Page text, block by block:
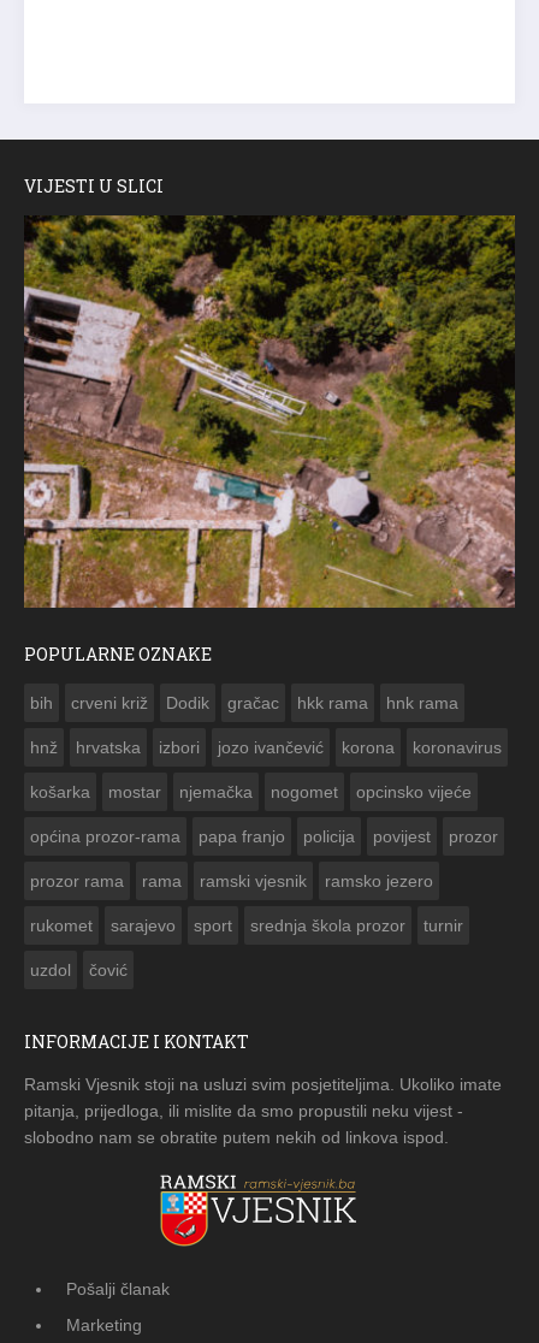
VIJESTI U SLICI
POPULARNE OZNAKE
bih crveni križ Dodik gračac hkk rama hnk rama
hnž hrvatska izbori jozo ivančević korona koronavirus
košarka mostar njemačka nogomet opcinsko vijeće
općina prozor-rama papa franjo policija povijest prozor
prozor rama rama ramski vjesnik ramsko jezero
rukomet sarajevo sport srednja škola prozor turnir
uzdol čović
INFORMACIJE I KONTAKT
Ramski Vjesnik stoji na usluzi svim posjetiteljima. Ukoliko imate
pitanja, prijedloga, ili mislite da smo propustili neku vijest -
slobodno nam se obratite putem nekih od linkova ispod.
Pošalji članak
Marketing